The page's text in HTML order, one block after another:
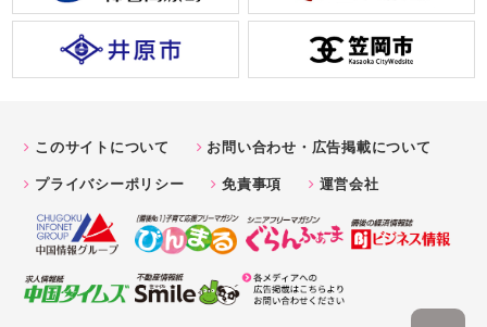
このサイトについて
お問い合わせ・広告掲載について
プライバシーポリシー
免責事項 運営会社